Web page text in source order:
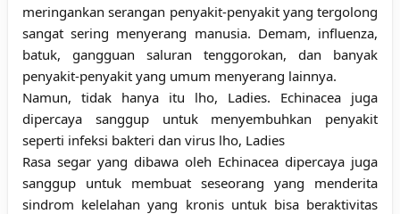
meringankan serangan penyakit-penyakit yang tergolong
sangat sering menyerang manusia. Demam, influenza,
batuk, gangguan saluran tenggorokan, dan banyak
penyakit-penyakit yang umum menyerang lainnya.
Namun, tidak hanya itu lho, Ladies. Echinacea juga
dipercaya sanggup untuk menyembuhkan penyakit
seperti infeksi bakteri dan virus lho, Ladies
Rasa segar yang dibawa oleh Echinacea dipercaya juga
sanggup untuk membuat seseorang yang menderita
sindrom kelelahan yang kronis untuk bisa beraktivitas